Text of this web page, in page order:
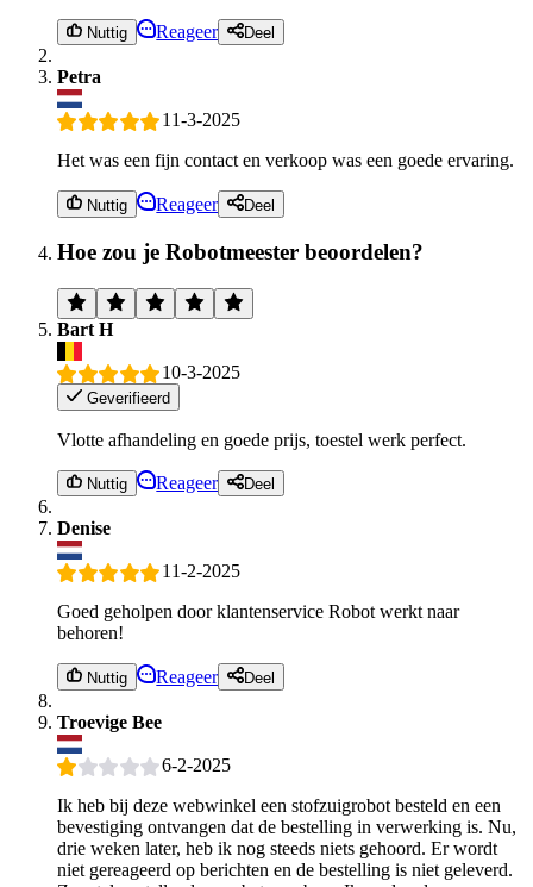
Nuttig Reageer Deel
Petra
11-3-2025
Het was een fijn contact en verkoop was een goede ervaring.
Nuttig Reageer Deel
Hoe zou je Robotmeester beoordelen?
Bart H
10-3-2025
Geverifieerd
Vlotte afhandeling en goede prijs, toestel werk perfect.
Nuttig Reageer Deel
Denise
11-2-2025
Goed geholpen door klantenservice Robot werkt naar
behoren!
Nuttig Reageer Deel
Troevige Bee
6-2-2025
Ik heb bij deze webwinkel een stofzuigrobot besteld en een
bevestiging ontvangen dat de bestelling in verwerking is. Nu,
drie weken later, heb ik nog steeds niets gehoord. Er wordt
niet gereageerd op berichten en de bestelling is niet geleverd.